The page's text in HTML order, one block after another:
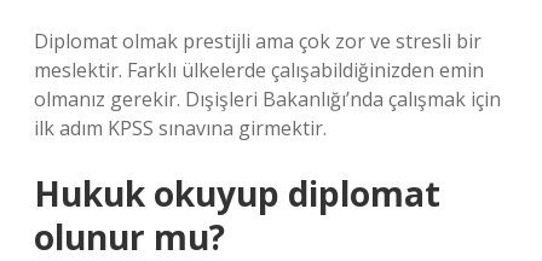
Diplomat olmak prestijli ama çok zor ve stresli bir
meslektir. Farklı ülkelerde çalışabildiğinizden emin
olmanız gerekir. Dışişleri Bakanlığı’nda çalışmak için
ilk adım KPSS sınavına girmektir.
Hukuk okuyup diplomat
olunur mu?